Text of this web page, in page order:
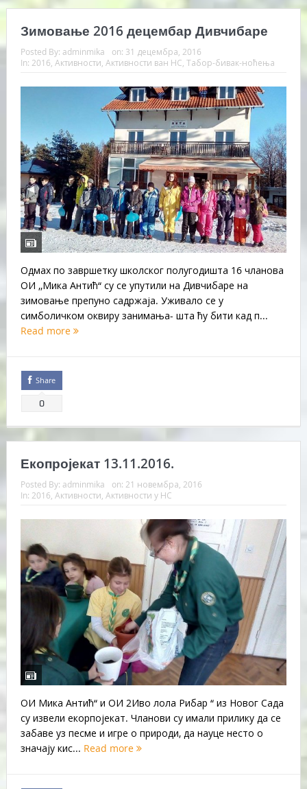
Зимовање 2016 децембар Дивчибаре
Posted By: adminmika on: 31 децембра, 2016
In: 2016 Активности Активности ван НС Табор-бивак-ноћења
Одмах по завршетку школског полугодишта 16 чланова
ОИ ‚‚Мика Антић“ су се упутили на Дивчибаре на
зимовање препуно садржаја. Уживало се у
симболичком оквиру занимања- шта ћу бити кад п...
Read more
Share
0
Екопројекат 13.11.2016.
Posted By: adminmika on: 21 новембра, 2016
In: 2016 Активности Активности у НС
ОИ Мика Антић“ и ОИ 2Иво лола Рибар “ из Новог Сада
су извели екорпојекат. Чланови су имали прилику да се
забаве уз песме и игре о природи, да науце несто о
значају кис... Read more